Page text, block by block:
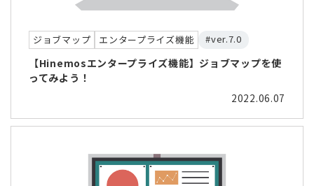
ジョブマップ エンタープライズ機能 #ver.7.0
【Hinemosエンタープライズ機能】ジョブマップを使
ってみよう！
2022.06.07